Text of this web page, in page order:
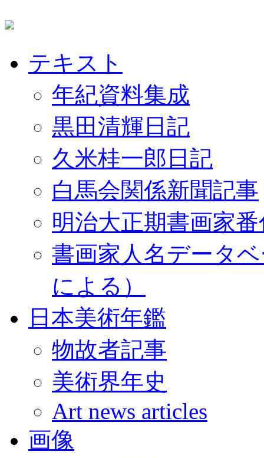
テキスト
年紀資料集成
黒田清輝日記
久米桂一郎日記
白馬会関係新聞記事
明治大正期書画家
書画家人名データ
による）
日本美術年鑑
物故者記事
美術界年史
Art news articles
画像